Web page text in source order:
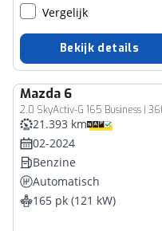
Vergelijk
Bekijk details
Mazda 6
2.0 SkyActiv-G 165 Business |
21.393 km
02-2024
Benzine
Automatisch
165 pk (121 kW)